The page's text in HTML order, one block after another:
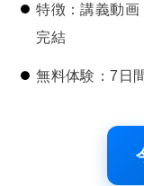
特徴：講義動
完結
無料体験：7日